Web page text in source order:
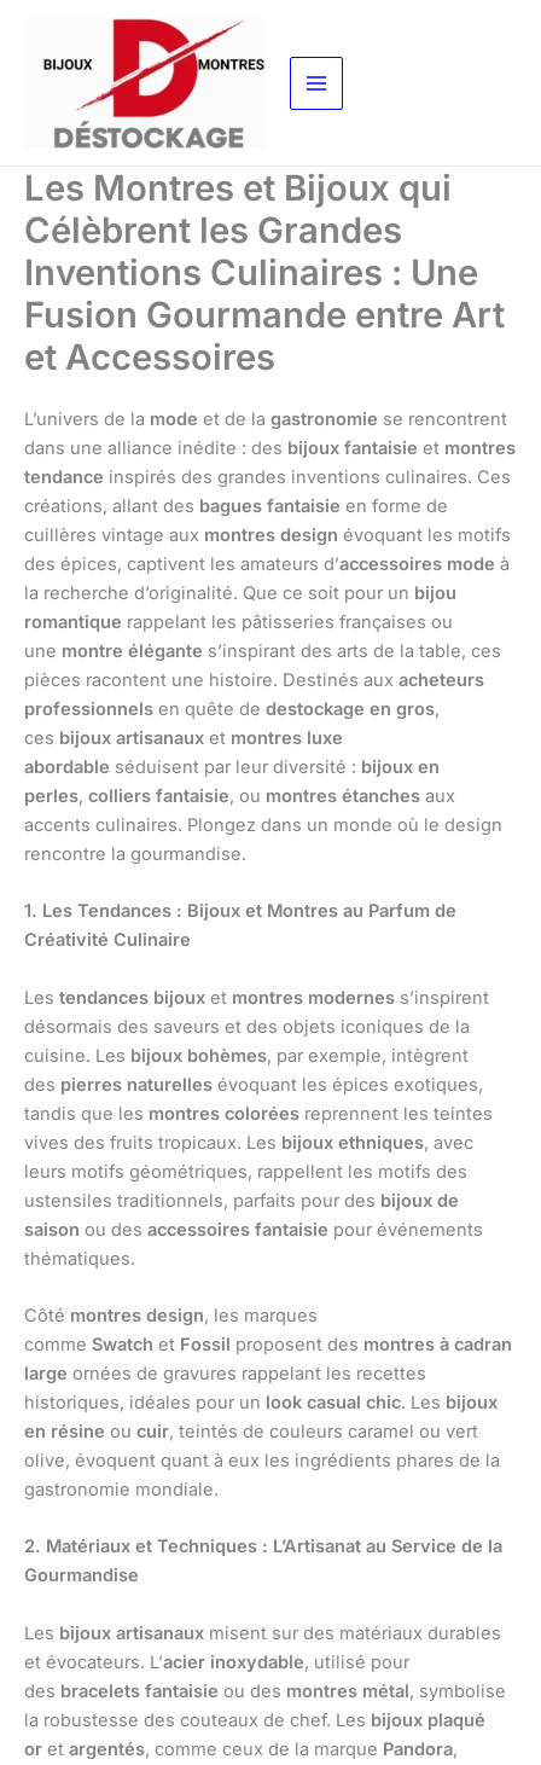
contenu
Les Montres et Bijoux qui
Célèbrent les Grandes
Inventions Culinaires : Une
Fusion Gourmande entre Art
et Accessoires
L’univers de la mode et de la gastronomie se rencontrent
dans une alliance inédite : des bijoux fantaisie et montres
tendance inspirés des grandes inventions culinaires. Ces
créations, allant des bagues fantaisie en forme de
cuillères vintage aux montres design évoquant les motifs
des épices, captivent les amateurs d’accessoires mode à
la recherche d’originalité. Que ce soit pour un bijou
romantique rappelant les pâtisseries françaises ou
une montre élégante s’inspirant des arts de la table, ces
pièces racontent une histoire. Destinés aux acheteurs
professionnels en quête de destockage en gros,
ces bijoux artisanaux et montres luxe
abordable séduisent par leur diversité : bijoux en
perles, colliers fantaisie, ou montres étanches aux
accents culinaires. Plongez dans un monde où le design
rencontre la gourmandise.
1. Les Tendances : Bijoux et Montres au Parfum de
Créativité Culinaire
Les tendances bijoux et montres modernes s’inspirent
désormais des saveurs et des objets iconiques de la
cuisine. Les bijoux bohèmes, par exemple, intègrent
des pierres naturelles évoquant les épices exotiques,
tandis que les montres colorées reprennent les teintes
vives des fruits tropicaux. Les bijoux ethniques, avec
leurs motifs géométriques, rappellent les motifs des
ustensiles traditionnels, parfaits pour des bijoux de
saison ou des accessoires fantaisie pour événements
thématiques.
Côté montres design, les marques
comme Swatch et Fossil proposent des montres à cadran
large ornées de gravures rappelant les recettes
historiques, idéales pour un look casual chic. Les bijoux
en résine ou cuir, teintés de couleurs caramel ou vert
olive, évoquent quant à eux les ingrédients phares de la
gastronomie mondiale.
2. Matériaux et Techniques : L’Artisanat au Service de la
Gourmandise
Les bijoux artisanaux misent sur des matériaux durables
et évocateurs. L’acier inoxydable, utilisé pour
des bracelets fantaisie ou des montres métal, symbolise
la robustesse des couteaux de chef. Les bijoux plaqué
or et argentés, comme ceux de la marque Pandora,